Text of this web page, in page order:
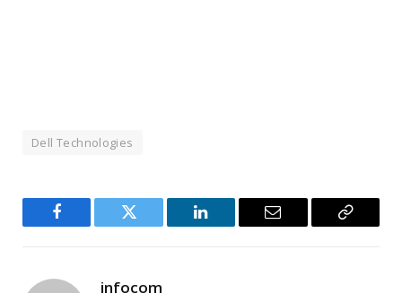
Dell Technologies
Facebook Twitter LinkedIn Email
Copy
infocom